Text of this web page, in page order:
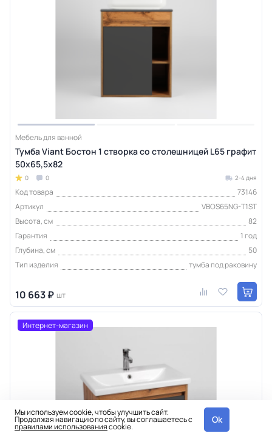
Мебель для ванной
Тумба Viant Бостон 1 створка со столешницей L65 графит
50х65,5х82
0 0 2-4 дня
Код товара
73146
Артикул
VBOS65NG-T1ST
Высота, см
82
Гарантия
1 год
Глубина, см
50
Тип изделия
тумба под раковину
10 663 ₽ шт
Интернет-магазин
Мы используем cookie, чтобы улучшить сайт.
Продолжая навигацию по сайту, вы соглашаетесь с
правилами использованияcookie.
Ok